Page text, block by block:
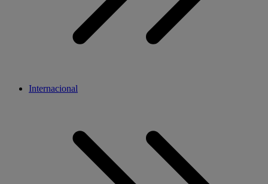
Internacional